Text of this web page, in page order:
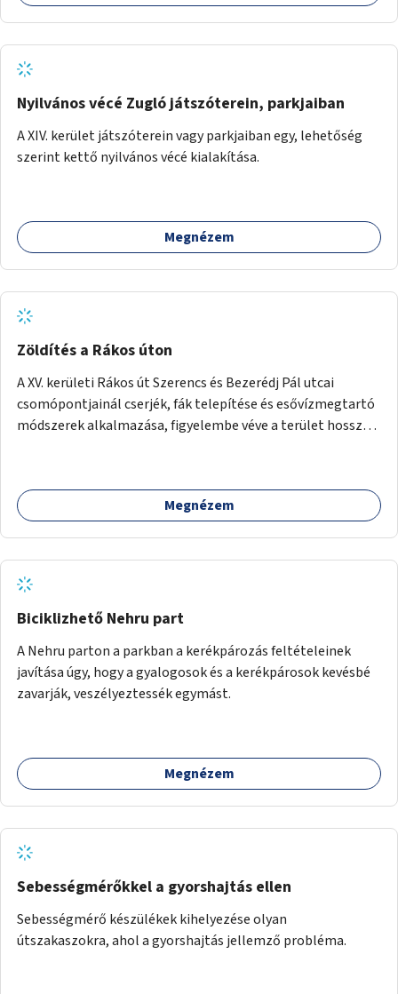
gyerekek bevonására is. A program pilot jelleggel indulna,
több korosztály számára.
Nyilvános vécé Zugló játszóterein, parkjaiban
A XIV. kerület játszóterein vagy parkjaiban egy, lehetőség
szerint kettő nyilvános vécé kialakítása.
Megnézem
Zöldítés a Rákos úton
A XV. kerületi Rákos út Szerencs és Bezerédj Pál utcai
csomópontjainál cserjék, fák telepítése és esővízmegtartó
módszerek alkalmazása, figyelembe véve a terület hosszú
Megnézem
Biciklizhető Nehru part
A Nehru parton a parkban a kerékpározás feltételeinek
javítása úgy, hogy a gyalogosok és a kerékpárosok kevésbé
zavarják, veszélyeztessék egymást.
Megnézem
Sebességmérőkkel a gyorshajtás ellen
Sebességmérő készülékek kihelyezése olyan
útszakaszokra, ahol a gyorshajtás jellemző probléma.